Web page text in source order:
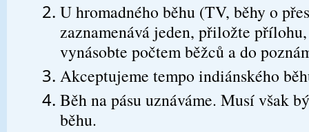
U hromadného běhu (TV, běhy o
zaznamenává jeden, přiložte
vynásobte počtem běžců a do
Akceptujeme tempo indiánského
Běh na pásu uznáváme. Musí však
běhu.